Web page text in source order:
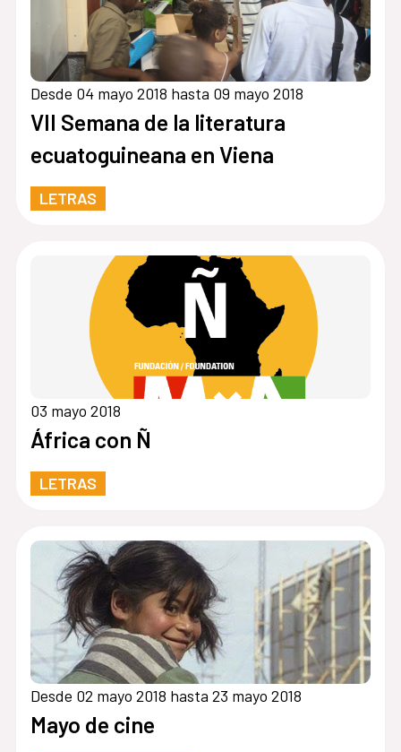
Desde 04 mayo 2018 hasta 09 mayo 2018
VII Semana de la literatura
ecuatoguineana en Viena
LETRAS
03 mayo 2018
África con Ñ
LETRAS
Desde 02 mayo 2018 hasta 23 mayo 2018
Mayo de cine